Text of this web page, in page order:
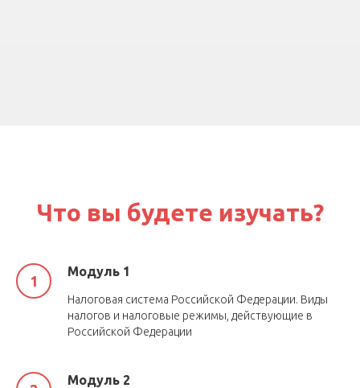
Что вы будете изучать?
Модуль 1
Налоговая система Российской Федерации. Виды
налогов и налоговые режимы, действующие в
Российской Федерации
Модуль 2